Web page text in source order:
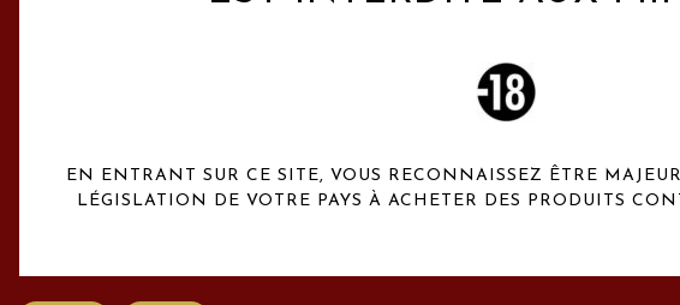
EN ENTRANT SUR CE SITE, VOUS RECONNAISSEZ ÊTRE
LÉGISLATION DE VOTRE PAYS À ACHETER DES PRODUITS